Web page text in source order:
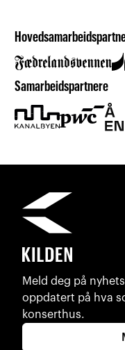
Samarbeidspartnere
Meld deg på
oppdatert på hva
konserthus.